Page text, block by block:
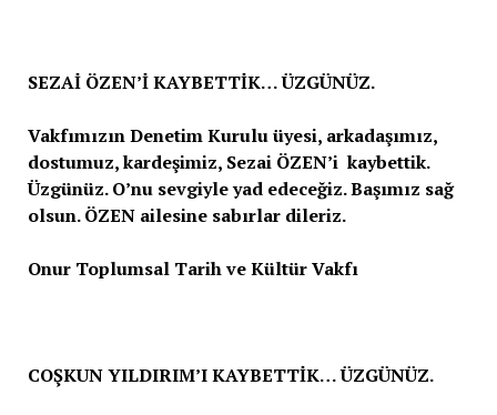
SEZAİ ÖZEN’İ KAYBETTİK… ÜZGÜNÜZ.
Vakfımızın Denetim Kurulu üyesi, arkadaşımız,
dostumuz, kardeşimiz, Sezai ÖZEN’i kaybettik.
Üzgünüz. O’nu sevgiyle yad edeceğiz. Başımız sağ
olsun. ÖZEN ailesine sabırlar dileriz.
Onur Toplumsal Tarih ve Kültür Vakfı
COŞKUN YILDIRIM’I KAYBETTİK… ÜZGÜNÜZ.